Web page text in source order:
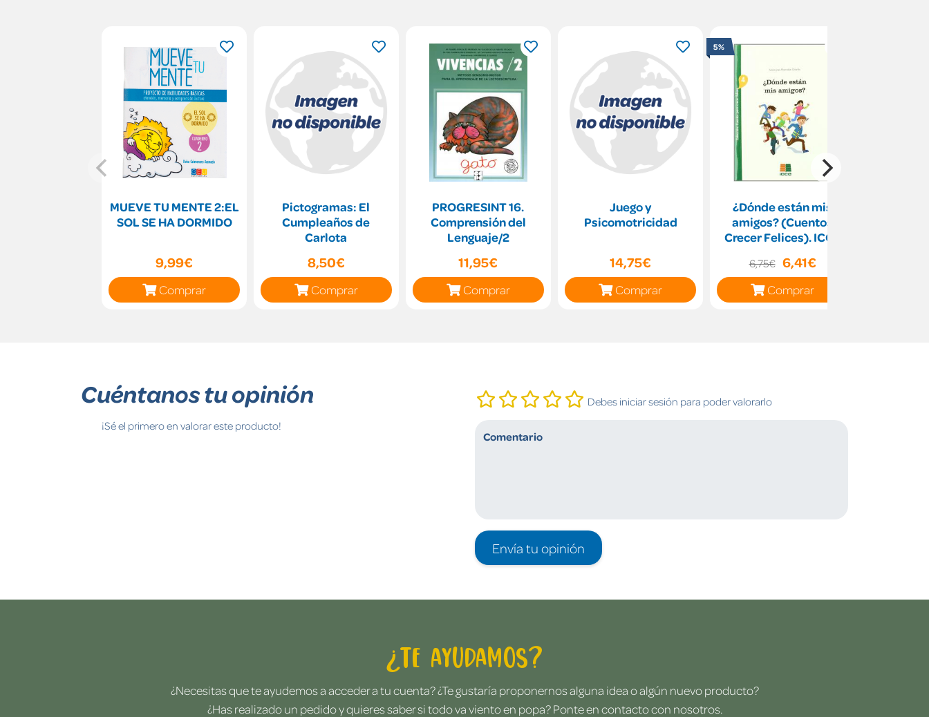
MUEVE TU MENTE 2:EL
SOL SE HA DORMIDO
9,99€
Comprar
Pictogramas: El
Cumpleaños de
Carlota
8,50€
Comprar
PROGRESINT 16.
Comprensión del
Lenguaje/2
11,95€
Comprar
Juego y
Psicomotricidad
14,75€
Comprar
5%
¿Dónde están mis
amigos? (Cuentos
Crecer Felices). ICCE
6,75€ 6,41€
Comprar
Cuéntanos tu opinión
¡Sé el primero en valorar este producto!
Debes iniciar sesión para poder valorarlo
Envía tu opinión
¿Te ayudamos?
¿Necesitas que te ayudemos a acceder a tu cuenta? ¿Te gustaría proponernos alguna idea o algún nuevo producto?
¿Has realizado un pedido y quieres saber si todo va viento en popa? Ponte en contacto con nosotros.